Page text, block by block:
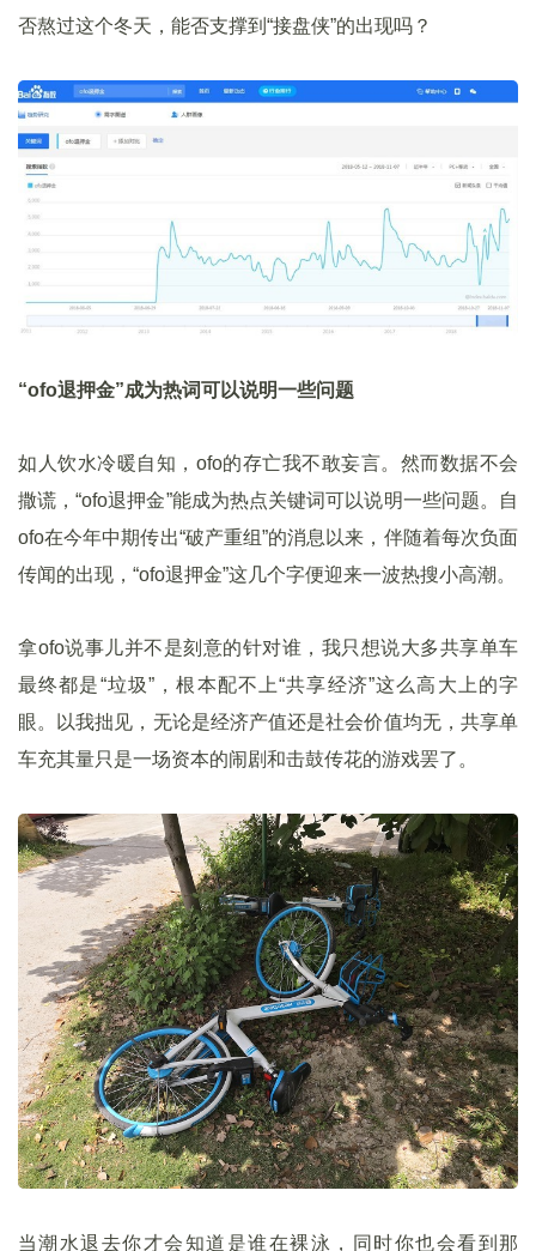
否熬过这个冬天，能否支撑到“接盘侠”的出现吗？
“ofo退押金”成为热词可以说明一些问题
如人饮水冷暖自知，ofo的存亡我不敢妄言。然而数据不会
撒谎，“ofo退押金”能成为热点关键词可以说明一些问题。自
ofo在今年中期传出“破产重组”的消息以来，伴随着每次负面
传闻的出现，“ofo退押金”这几个字便迎来一波热搜小高潮。
拿ofo说事儿并不是刻意的针对谁，我只想说大多共享单车
最终都是“垃圾”，根本配不上“共享经济”这么高大上的字
眼。以我拙见，无论是经济产值还是社会价值均无，共享单
车充其量只是一场资本的闹剧和击鼓传花的游戏罢了。
当潮水退去你才会知道是谁在裸泳，同时你也会看到那